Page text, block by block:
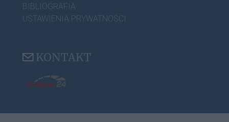
BIBLIOGRAFIA
USTAWIENIA PRYWATNOŚCI
KONTAKT